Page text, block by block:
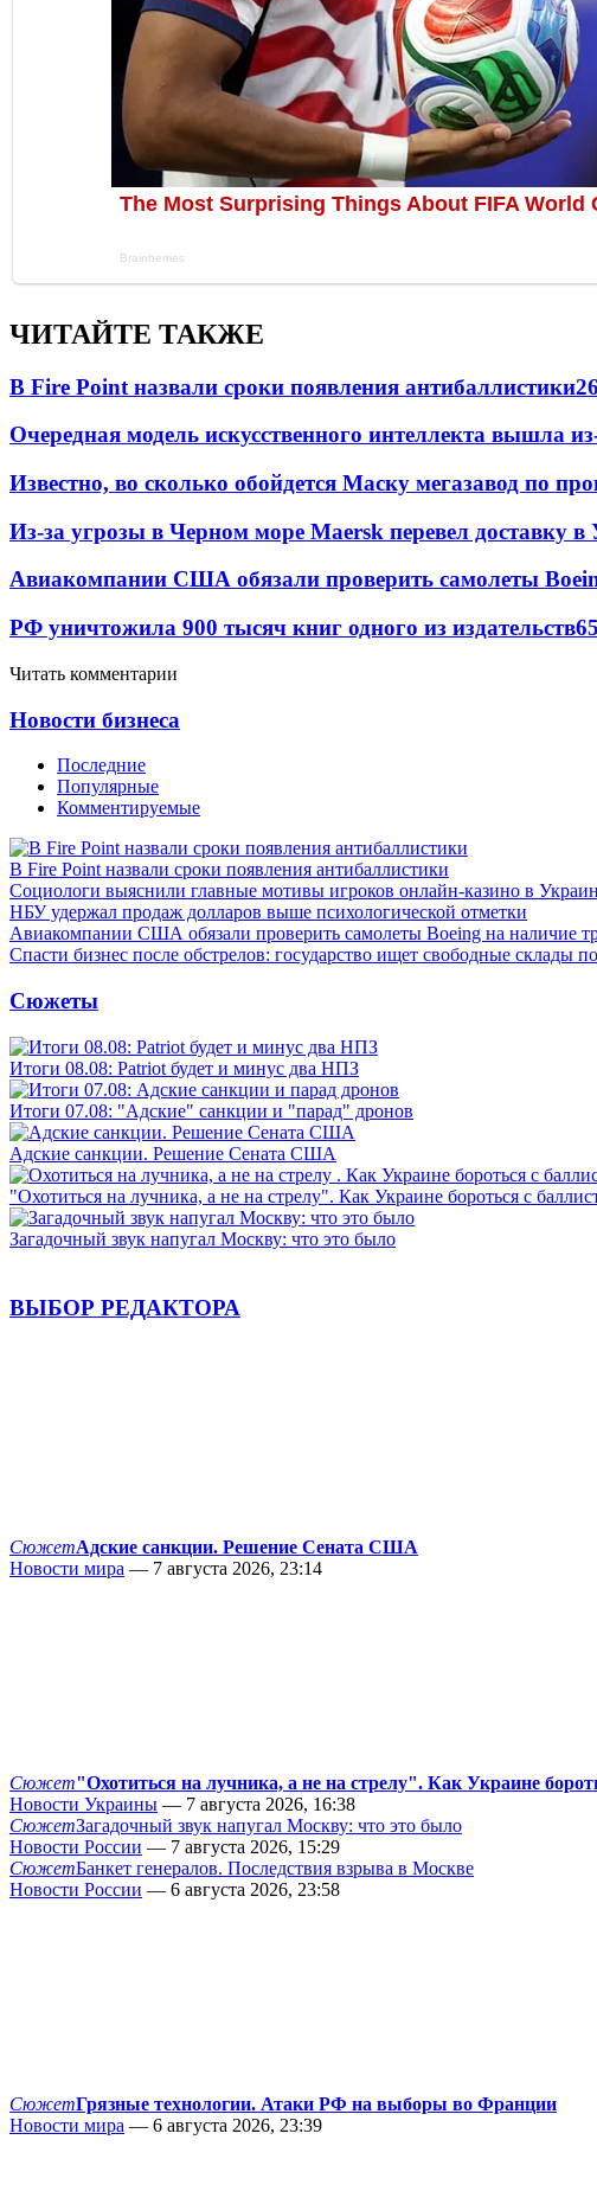
ЧИТАЙТЕ ТАКЖЕ
В Fire Point назвали сроки появления антибаллистики
Очередная модель искусственного интеллекта вышла
Известно, во сколько обойдется Маску мегазавод по
Из-за угрозы в Черном море Maersk перевел доставку
Авиакомпании США обязали проверить самолеты
РФ уничтожила 900 тысяч книг одного из издательств
Читать комментарии
Новости бизнеса
Последние
Популярные
Комментируемые
В Fire Point назвали сроки появления антибаллистики
Социологи выяснили главные мотивы игроков онлайн-казино в
НБУ удержал продаж долларов выше психологической отметки
Авиакомпании США обязали проверить самолеты Boeing на наличие
Спасти бизнес после обстрелов: государство ищет свободные склады
Сюжеты
Итоги 08.08: Patriot будет и минус два НПЗ
Итоги 07.08: "Адские" санкции и "парад" дронов
Адские санкции. Решение Сената США
"Охотиться на лучника, а не на стрелу". Как Украине бороться с
Загадочный звук напугал Москву: что это было
ВЫБОР РЕДАКТОРА
СюжетАдские санкции. Решение Сената США
Новости мира — 7 августа 2026, 23:14
Сюжет"Охотиться на лучника, а не на стрелу". Как Украине
Новости Украины — 7 августа 2026, 16:38
СюжетЗагадочный звук напугал Москву: что это было
Новости России — 7 августа 2026, 15:29
СюжетБанкет генералов. Последствия взрыва в Москве
Новости России — 6 августа 2026, 23:58
СюжетГрязные технологии. Атаки РФ на выборы во Франции
Новости мира — 6 августа 2026, 23:39